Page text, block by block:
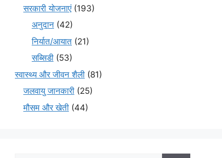
सरकारी योजनाएं(193)
अनुदान (42)
निर्यात/आयात (21)
सब्सिडी (53)
स्वास्थ्य और जीवन शैली (81)
जलवायु जानकारी (25)
मौसम और खेती (44)